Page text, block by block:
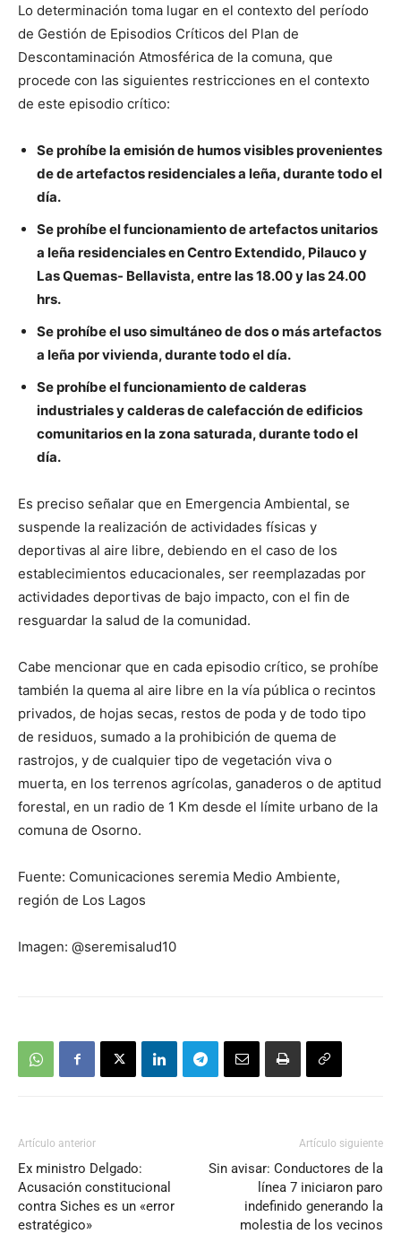
Lo determinación toma lugar en el contexto del período
de Gestión de Episodios Críticos del Plan de
Descontaminación Atmosférica de la comuna, que
procede con las siguientes restricciones en el contexto
de este episodio crítico:
Se prohíbe la emisión de humos visibles provenientes
de de artefactos residenciales a leña, durante todo el
día.
Se prohíbe el funcionamiento de artefactos unitarios
a leña residenciales en Centro Extendido, Pilauco y
Las Quemas- Bellavista, entre las 18.00 y las 24.00
hrs.
Se prohíbe el uso simultáneo de dos o más artefactos
a leña por vivienda, durante todo el día.
Se prohíbe el funcionamiento de calderas
industriales y calderas de calefacción de edificios
comunitarios en la zona saturada, durante todo el
día.
Es preciso señalar que en Emergencia Ambiental, se
suspende la realización de actividades físicas y
deportivas al aire libre, debiendo en el caso de los
establecimientos educacionales, ser reemplazadas por
actividades deportivas de bajo impacto, con el fin de
resguardar la salud de la comunidad.
Cabe mencionar que en cada episodio crítico, se prohíbe
también la quema al aire libre en la vía pública o recintos
privados, de hojas secas, restos de poda y de todo tipo
de residuos, sumado a la prohibición de quema de
rastrojos, y de cualquier tipo de vegetación viva o
muerta, en los terrenos agrícolas, ganaderos o de aptitud
forestal, en un radio de 1 Km desde el límite urbano de la
comuna de Osorno.
Fuente: Comunicaciones seremia Medio Ambiente,
región de Los Lagos
Imagen: @seremisalud10
Artículo anterior
Ex ministro Delgado:
Acusación constitucional
contra Siches es un «error
estratégico»
Artículo siguiente
Sin avisar: Conductores de la
línea 7 iniciaron paro
indefinido generando la
molestia de los vecinos